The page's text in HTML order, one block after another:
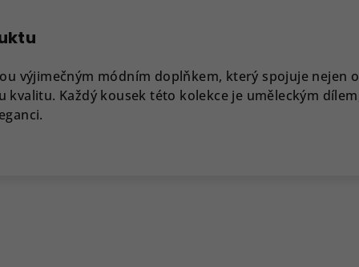
výjimečným módním doplňkem, který spojuje nejen
kvalitu. Každý kousek této kolekce je uměleckým